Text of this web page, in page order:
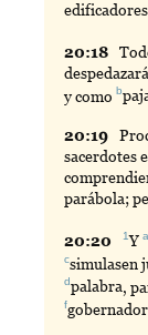
20:18
y comob
20:19
sacerdotes
parábola;
20:20 1Y a
csimulasen
dpalabra,
fgobernador